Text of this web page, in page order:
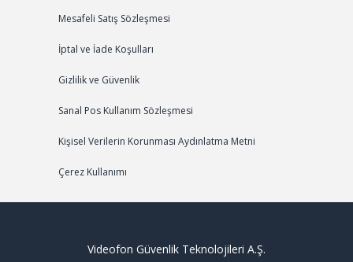
Mesafeli Satış Sözleşmesi
İptal ve İade Koşulları
Gizlilik ve Güvenlik
Sanal Pos Kullanım Sözleşmesi
Kişisel Verilerin Korunması Aydınlatma Metni
Çerez Kullanımı
Videofon Güvenlik Teknolojileri A.Ş.